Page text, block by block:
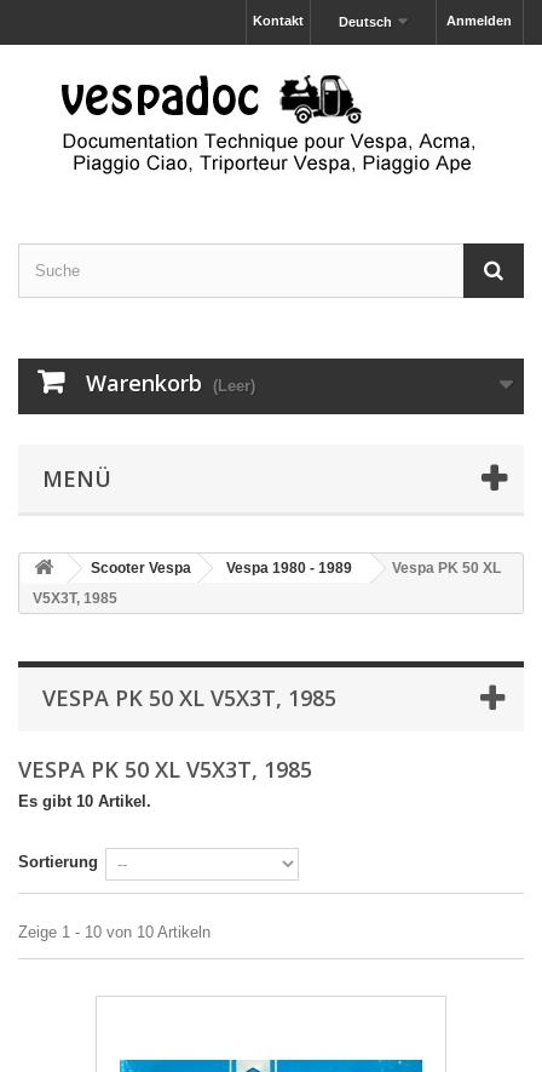
Anmelden
Deutsch
Kontakt
Warenkorb (Leer)
MENÜ
Scooter Vespa Vespa 1980 - 1989
Vespa PK 50 XL
V5X3T, 1985
VESPA PK 50 XL V5X3T, 1985
VESPA PK 50 XL V5X3T, 1985
Es gibt 10 Artikel.
Sortierung
Zeige 1 - 10 von 10 Artikeln